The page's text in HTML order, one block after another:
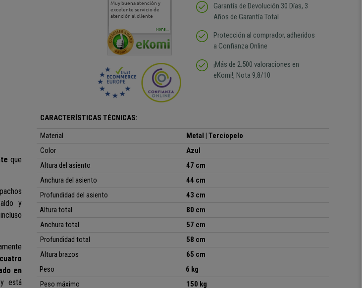
Muy buena atención y
excelente servicio de
atención al cliente
Muy buena atención de
cara al asesoramiento
comercial y el envío ha
Si estoy contento
Excelente relacion
calidad precio Plazo de
MORE...
Garantía de Devolución 30 Días, 3
Años de Garantía Total
Protección al comprador, adheridos
a Confianza Online
¡Más de 2.500 valoraciones en
eKomi!, Nota 9,8/10
que
y
en
está
CARACTERÍSTICAS TÉCNICAS:
Material
Metal | Terciopelo
Color
Azul
Altura del asiento
47 cm
Anchura del asiento
44 cm
Profundidad del asiento
43 cm
Altura total
80 cm
Anchura total
57 cm
Profundidad total
58 cm
Altura brazos
65 cm
Peso
6 kg
Peso máximo
150 kg